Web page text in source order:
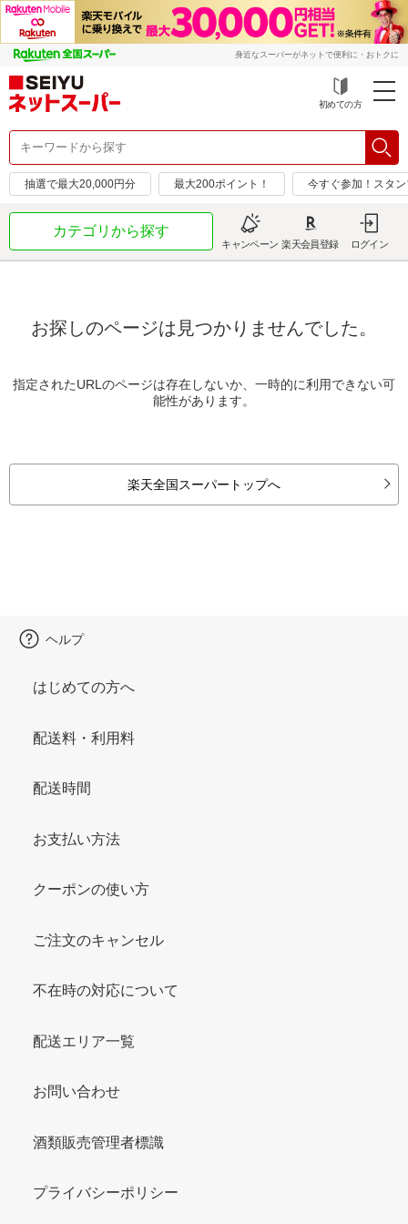
身近なスーパーがネットで便利に・おトクに
初めての方
抽選で最大20,000円分 最大200ポイント！ 今すぐ参加！スタ
カテゴリから探す
キャンペーン 楽天会員登録 ログイン
お探しのページは見つかりませんでした。
指定されたURLのページは存在しないか、一時的に利用できない可
能性があります。
楽天全国スーパートップへ
ヘルプ
はじめての方へ
配送料・利用料
配送時間
お支払い方法
クーポンの使い方
ご注文のキャンセル
不在時の対応について
配送エリア一覧
お問い合わせ
酒類販売管理者標識
プライバシーポリシー